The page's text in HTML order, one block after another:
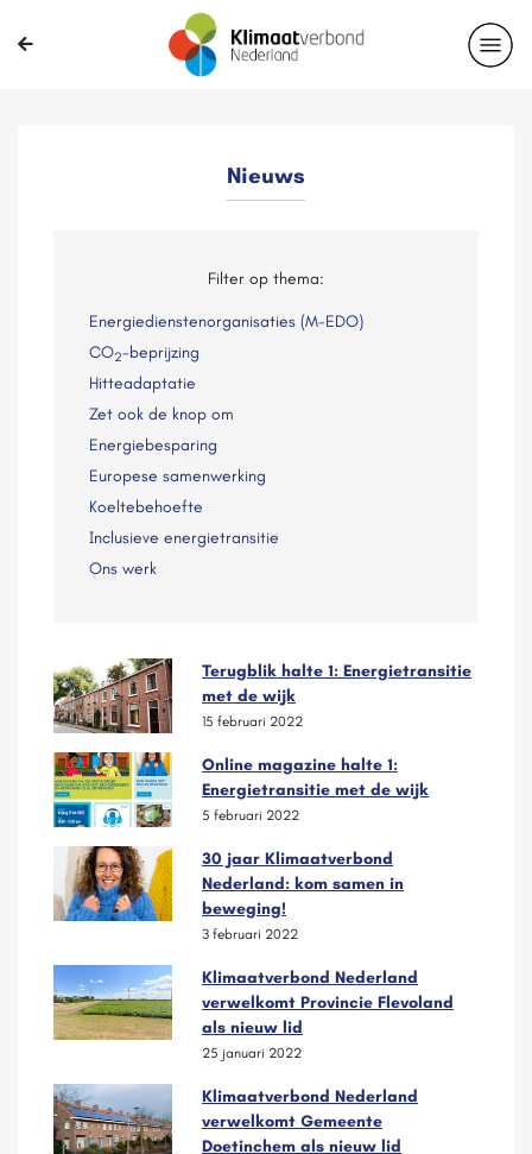
Nieuws
Filter op thema:
Energiedienstenorganisaties (M-EDO)
CO2-beprijzing
Hitteadaptatie
Zet ook de knop om
Energiebesparing
Europese samenwerking
Koeltebehoefte
Inclusieve energietransitie
Ons werk
Terugblik halte 1: Energietransitie
met de wijk
15 februari 2022
Online magazine halte 1:
Energietransitie met de wijk
5 februari 2022
30 jaar Klimaatverbond
Nederland: kom samen in
beweging!
3 februari 2022
Klimaatverbond Nederland
verwelkomt Provincie Flevoland
als nieuw lid
25 januari 2022
Klimaatverbond Nederland
verwelkomt Gemeente
Doetinchem als nieuw lid